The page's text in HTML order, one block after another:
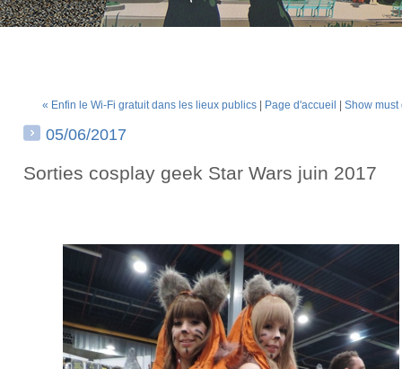
« Enfin le Wi-Fi gratuit dans les lieux publics Page d'accueil Show must
05/06/2017
Sorties cosplay geek Star Wars juin 2017